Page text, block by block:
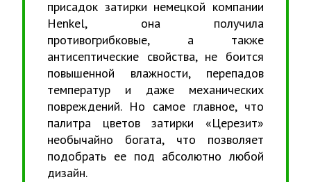
присадок затирки немецкой компании
Henkel, она получила
противогрибковые, а также
антисептические свойства, не боится
повышенной влажности, перепадов
температур и даже механических
повреждений. Но самое главное, что
палитра цветов затирки «Церезит»
необычайно богата, что позволяет
подобрать ее под абсолютно любой
дизайн.